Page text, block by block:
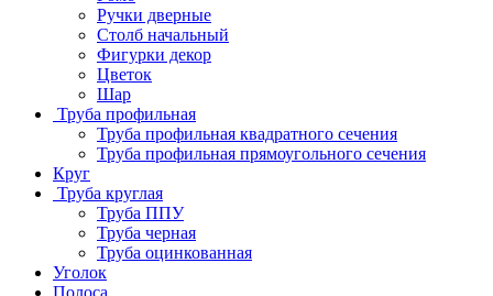
Ручки дверные
Столб начальный
Фигурки декор
Цветок
Шар
Труба профильная
Труба профильная квадратного сечения
Труба профильная прямоугольного сечения
Круг
Труба круглая
Труба ППУ
Труба черная
Труба оцинкованная
Уголок